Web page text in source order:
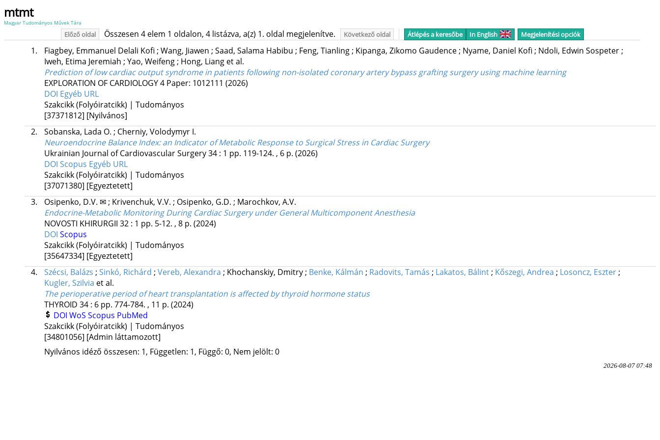
mtmt
Magyar Tudományos Művek Tára
Előző oldal Összesen 4 elem 1 oldalon, 4 listázva, a(z) 1. oldal megjelenítve. Következő oldal Átlépés a keresőbe In English Megjelenítési opciók
1. Fiagbey, Emmanuel Delali Kofi; Wang, Jiawen ; Saad, Salama Habibu ; Feng, Tianling; Kipanga, Zikomo Gaudence; Nyame, Daniel Kofi; Ndoli, Edwin Sospeter;
Iweh, Etima Jeremiah ; Yao, Weifeng; Hong, Liang et al.
Prediction of low cardiac output syndrome in patients following non-isolated coronary artery bypass grafting surgery using machine learning
EXPLORATION OF CARDIOLOGY4 Paper: 1012111 (2026)
DOI Egyéb URL
Szakcikk (Folyóiratcikk) | Tudományos
[37371812] [Nyilvános]
2.
Sobanska, Lada O. ; Cherniy, Volodymyr I.
Neuroendocrine Balance Index: an Indicator of Metabolic Response to Surgical Stress in Cardiac Surgery
Ukrainian Journal of Cardiovascular Surgery34: 1 pp. 119-124. , 6 p. (2026)
DOI Scopus Egyéb URL
Szakcikk (Folyóiratcikk) | Tudományos
[37071380] [Egyeztetett]
3.
Osipenko, D.V. ✉; Krivenchuk, V.V. ; Osipenko, G.D. ; Marochkov, A.V.
Endocrine-Metabolic Monitoring During Cardiac Surgery under General Multicomponent Anesthesia
NOVOSTI KHIRURGII 32: 1 pp. 5-12. , 8 p. (2024)
DOI Scopus
Szakcikk (Folyóiratcikk) | Tudományos
[35647334] [Egyeztetett]
4.
Szécsi, Balázs ; Sinkó, Richárd ; Vereb, Alexandra ; Khochanskiy, Dmitry; Benke, Kálmán ; Radovits, Tamás ; Lakatos, Bálint; Kőszegi, Andrea ; Losoncz, Eszter;
Kugler, Szilvia et al.
The perioperative period of heart transplantation is affected by thyroid hormone status
THYROID 34: 6 pp. 774-784. , 11 p. (2024)
DOI WoS Scopus PubMed
Szakcikk (Folyóiratcikk) | Tudományos
[34801056] [Admin láttamozott]
Nyilvános idéző összesen: 1, Független: 1, Függő: 0, Nem jelölt: 0
2026-08-07 07:48